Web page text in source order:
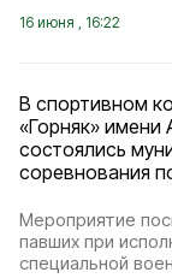
16 июня , 16:22
В спортивном
«Горняк» имени
состоялись
соревнования
Мероприятие
павших при
специальной